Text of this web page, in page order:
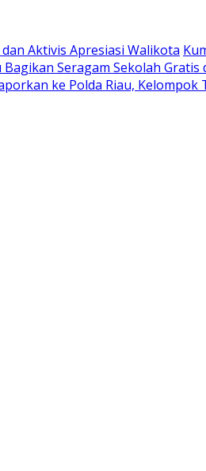
Aktivis Apresiasi Walikota
Seragam Sekolah
ke Polda Riau,